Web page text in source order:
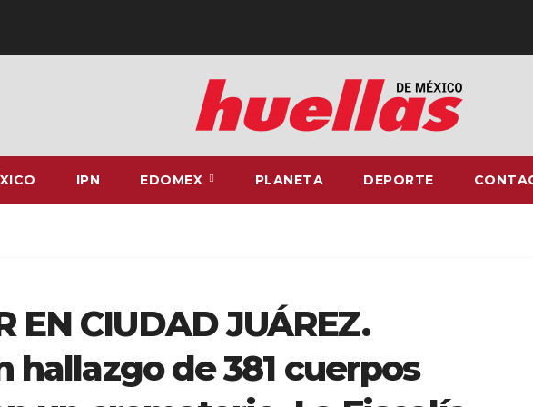
IPN EDOMEX PLANETA DEPORTE
EN CIUDAD JUÁREZ.
hallazgo de 381 cuerpos